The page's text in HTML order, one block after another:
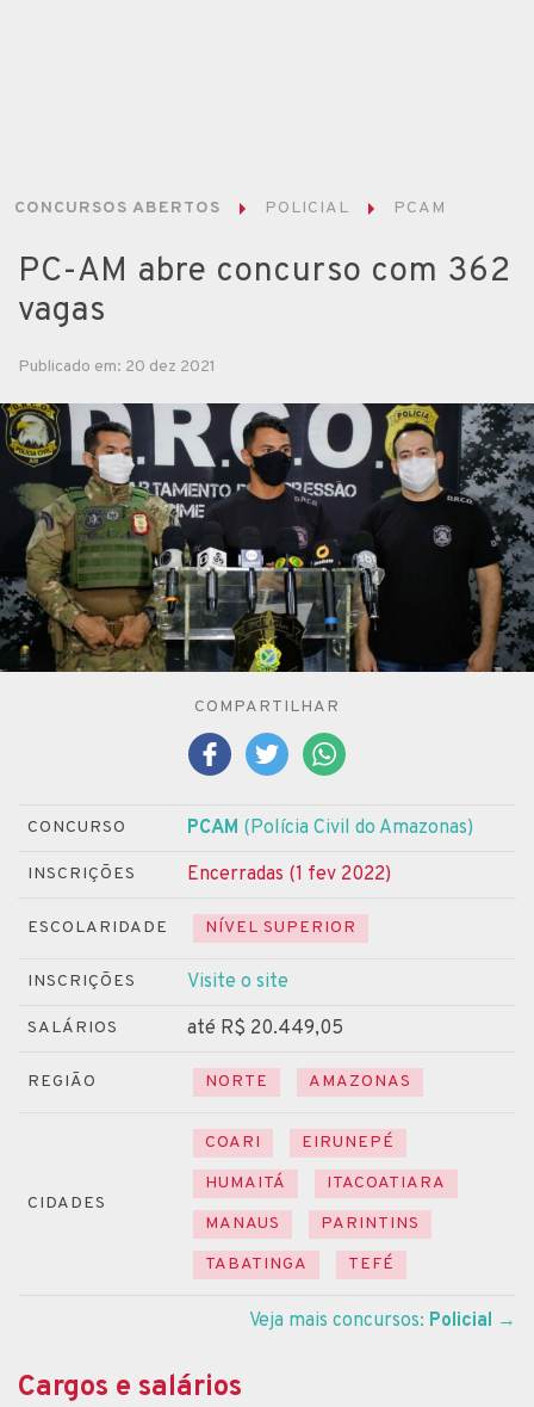
CONCURSOS ABERTOS POLICIAL PCAM
PC-AM abre concurso com 362
vagas
Publicado em: 20 dez 2021
COMPARTILHAR
CONCURSO PCAM (Polícia Civil do Amazonas)
INSCRIÇÕES Encerradas (1 fev 2022)
ESCOLARIDADE NÍVEL SUPERIOR
INSCRIÇÕES Visite o site
SALÁRIOS até R$ 20.449,05
REGIÃO NORTE AMAZONAS
CIDADES
COARI
EIRUNEPÉ
HUMAITÁ
ITACOATIARA
MANAUS
PARINTINS
TABATINGA
TEFÉ
Veja mais concursos: Policial →
Cargos e salários